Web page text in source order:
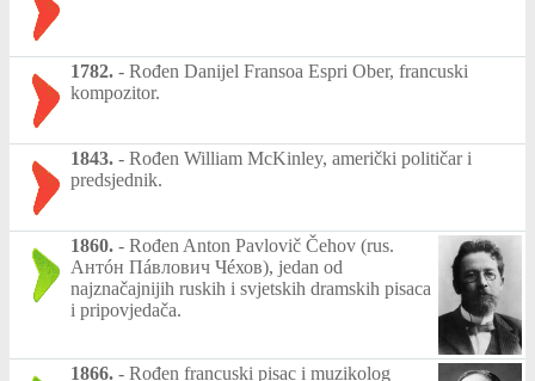
1782. - Rođen Danijel Fransoa Espri Ober, francuski
kompozitor.
1843. - Rođen William McKinley, američki političar i
predsjednik.
1860. - Rođen Anton Pavlovič Čehov (rus.
Антóн Пáвлович Чéхов), jedan od
najznačajnijih ruskih i svjetskih dramskih pisaca
i pripovjedača.
1866. - Rođen francuski pisac i muzikolog